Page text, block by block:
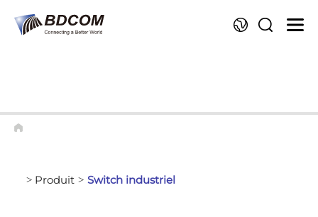
> Produit > Switch industriel